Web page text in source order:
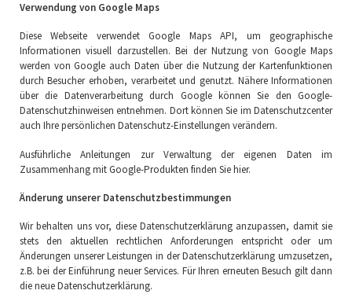
Verwendung von Google Maps
Diese Webseite verwendet Google Maps API, um geographische
Informationen visuell darzustellen. Bei der Nutzung von Google Maps
werden von Google auch Daten über die Nutzung der Kartenfunktionen
durch Besucher erhoben, verarbeitet und genutzt. Nähere Informationen
über die Datenverarbeitung durch Google können Sie den Google-
Datenschutzhinweisen entnehmen. Dort können Sie im Datenschutzcenter
auch Ihre persönlichen Datenschutz-Einstellungen verändern.
Ausführliche Anleitungen zur Verwaltung der eigenen Daten im
Zusammenhang mit Google-Produkten finden Sie hier.
Änderung unserer Datenschutzbestimmungen
Wir behalten uns vor, diese Datenschutzerklärung anzupassen, damit sie
stets den aktuellen rechtlichen Anforderungen entspricht oder um
Änderungen unserer Leistungen in der Datenschutzerklärung umzusetzen,
z.B. bei der Einführung neuer Services. Für Ihren erneuten Besuch gilt dann
die neue Datenschutzerklärung.